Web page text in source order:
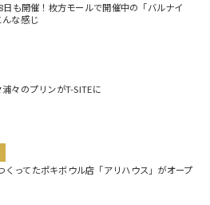
日も開催！枚方モールで開催中の「バルナイ
んな感じ
々のプリンがT-SITEに
くってたポキボウル店「アリハウス」がオープ